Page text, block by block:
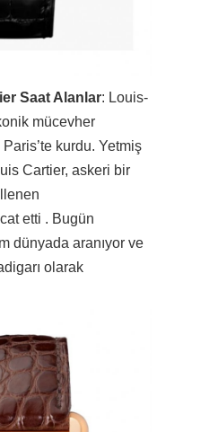
Saat Alanlar: Louis-
mücevher
Paris’te kurdu. Yetmiş
Cartier, askeri bir
etti . Bugün
dünyada aranıyor ve
olarak